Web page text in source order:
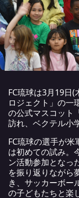
FC琉球は3月19日
ロジェクト」の一
の公式マスコット
訪れ、ベクテル小
FC琉球の選手が
は初めての試み。
ン活動参加となっ
を振り返りながら
き、サッカーボー
の子どもたちと楽